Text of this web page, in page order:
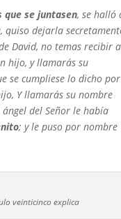
que se juntasen, se halló
dejarla
David, no temas recibir a
hijo, y llamarás su
se cumpliese lo dicho
Y llamarás su nombre
del Señor le había
; y le puso por nombre
veinticinco explica